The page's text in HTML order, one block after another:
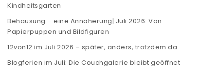
Kindheitsgarten
Behausung – eine Annäherung| Juli 2026: Von
Papierpuppen und Bildfiguren
12von12 im Juli 2026 – später, anders, trotzdem da
Blogferien im Juli: Die Couchgalerie bleibt geöffnet